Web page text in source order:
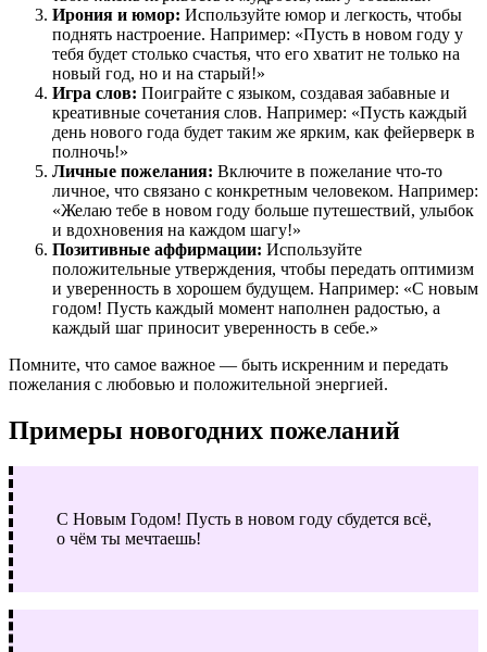
Ирония и юмор: Используйте юмор и легкость, чтобы
поднять настроение. Например: «Пусть в новом году у
тебя будет столько счастья, что его хватит не только на
новый год, но и на старый!»
Игра слов: Поиграйте с языком, создавая забавные и
креативные сочетания слов. Например: «Пусть каждый
день нового года будет таким же ярким, как фейерверк в
полночь!»
Личные пожелания: Включите в пожелание что-то
личное, что связано с конкретным человеком. Например:
«Желаю тебе в новом году больше путешествий, улыбок
и вдохновения на каждом шагу!»
Позитивные аффирмации: Используйте
положительные утверждения, чтобы передать оптимизм
и уверенность в хорошем будущем. Например: «С новым
годом! Пусть каждый момент наполнен радостью, а
каждый шаг приносит уверенность в себе.»
Помните, что самое важное — быть искренним и передать
пожелания с любовью и положительной энергией.
Примеры новогодних пожеланий
С Новым Годом! Пусть в новом году сбудется всё,
о чём ты мечтаешь!